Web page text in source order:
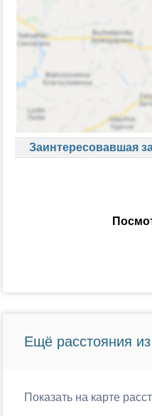
Заинтересовавшая
Ещё расстояния
Показать на карте